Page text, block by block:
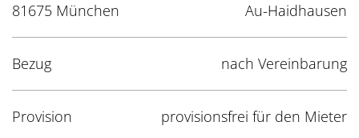
81675 München Au-Haidhausen
Bezug nach Vereinbarung
Provision provisionsfrei für den Mieter